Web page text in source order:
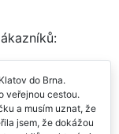
do Brna.
veřejnou cestou.
a musím uznat, že